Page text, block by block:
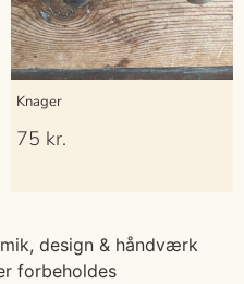
Knager
75 kr.
design & håndværk
forbeholdes